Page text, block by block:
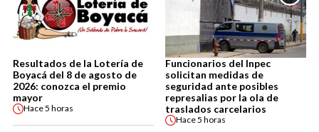
Resultados de la Lotería de
Boyacá del 8 de agosto de
2026: conozca el premio
mayor
Hace5 horas
Funcionarios del Inpec
solicitan medidas de
seguridad ante posibles
represalias por la ola de
traslados carcelarios
Hace5 horas